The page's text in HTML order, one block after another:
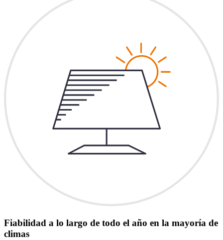
Fiabilidad a lo largo de todo el año en la mayoría de
climas